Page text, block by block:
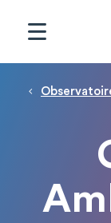
Fil d'Ariane
Panneau de